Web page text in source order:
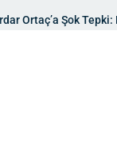
Ortaç’a Şok Tepki: